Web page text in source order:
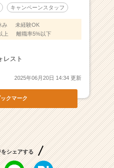
ックマーク
キャンペーンスタッフ
み
未経験OK
上 離職率5%以下
レスト
2025年06月20日 14:34 更新
シェアする